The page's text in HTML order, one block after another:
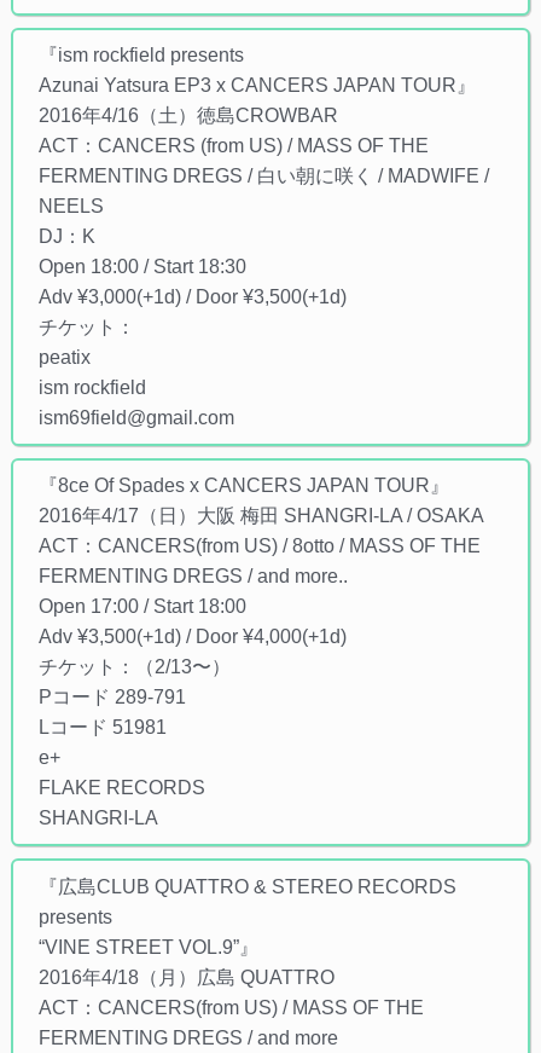
『ism rockfield presents
Azunai Yatsura EP3 x CANCERS JAPAN TOUR』
2016年4/16（土）徳島CROWBAR
ACT：CANCERS (from US) / MASS OF THE
FERMENTING DREGS / 白い朝に咲く / MADWIFE /
NEELS
DJ：K
Open 18:00 / Start 18:30
Adv ¥3,000(+1d) / Door ¥3,500(+1d)
チケット：
peatix
ism rockfield
ism69field@gmail.com
『8ce Of Spades x CANCERS JAPAN TOUR』
2016年4/17（日）大阪 梅田 SHANGRI-LA / OSAKA
ACT：CANCERS(from US) / 8otto / MASS OF THE
FERMENTING DREGS / and more..
Open 17:00 / Start 18:00
Adv ¥3,500(+1d) / Door ¥4,000(+1d)
チケット：（2/13〜）
Pコード 289-791
Lコード 51981
e+
FLAKE RECORDS
SHANGRI-LA
『広島CLUB QUATTRO & STEREO RECORDS
presents
“VINE STREET VOL.9”』
2016年4/18（月）広島 QUATTRO
ACT：CANCERS(from US) / MASS OF THE
FERMENTING DREGS / and more